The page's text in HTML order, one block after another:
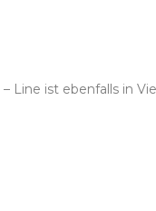
Line ist ebenfalls in